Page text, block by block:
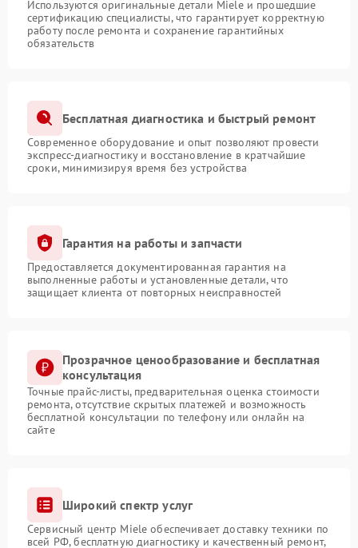
Используются оригинальные детали Miele и прошедшие
сертификацию специалисты, что гарантирует корректную
работу после ремонта и сохранение гарантийных
обязательств
Бесплатная диагностика и быстрый ремонт
Современное оборудование и опыт позволяют провести
экспресс-диагностику и восстановление в кратчайшие
сроки, минимизируя время без устройства
Гарантия на работы и запчасти
Предоставляется документированная гарантия на
выполненные работы и установленные детали, что
защищает клиента от повторных неисправностей
Прозрачное ценообразование и бесплатная
консультация
Точные прайс-листы, предварительная оценка стоимости
ремонта, отсутствие скрытых платежей и возможность
бесплатной консультации по телефону или онлайн на
сайте
Широкий спектр услуг
Сервисный центр Miele обеспечивает доставку техники по
всей РФ, бесплатную диагностику и качественный ремонт,